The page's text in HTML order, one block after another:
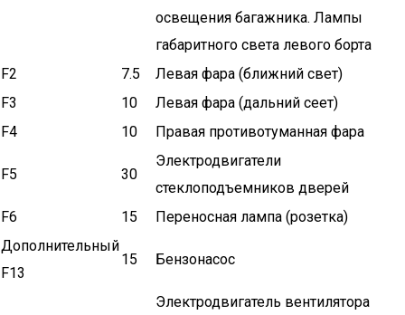
освещения багажника. Лам­пы
габаритного света левого борта
F2
7.5
Левая фара (ближний свет)
F3
10
Левая фара (дальний сеет)
F4
10 Правая противотуманная фара
F5 30
Электродвигатели
стеклоподъемников дверей
F6
15
Переносная лампа (розетка)
Дополнительный
F13
15 Бензонасос
Электродвигатель вентилятора